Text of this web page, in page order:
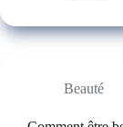
Beauté